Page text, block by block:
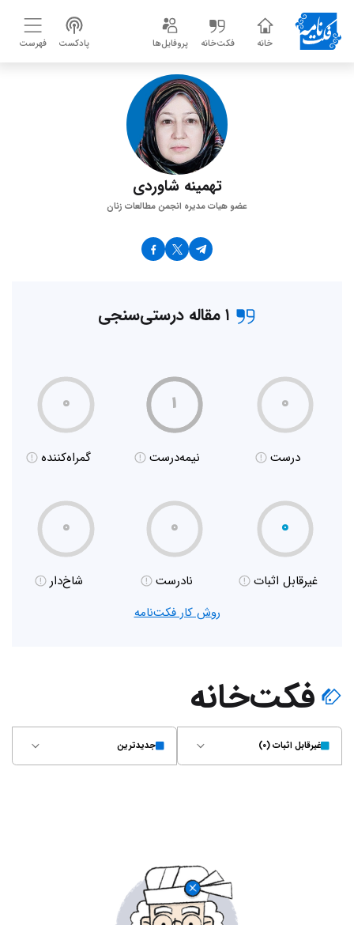
خانه فکت‌خانه پروفایل‌ها پادکست فهرست
تهمینه شاوردی
عضو هیات مدیره انجمن مطالعات زنان
۱ مقاله درستی‌سنجی
۰
درست
۱
نیمه‌درست
۰
گمراه‌کننده
۰
غیر‌قابل اثبات
۰
نادرست
۰
شاخ‌دار
روش کار فکت‌نامه
فکت‌خانه
غیر‌قابل اثبات (۰) جدیدترین